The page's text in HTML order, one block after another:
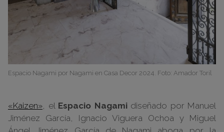
Espacio Nagami por Nagami en Casa Decor 2024. Foto: Amador Toril
«Kaizen» , el Espacio Nagamidiseñado por Manuel
Jiménez García, Ignacio Viguera Ochoa y Miguel